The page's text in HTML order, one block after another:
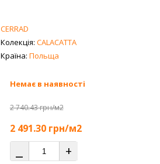
CERRAD
Колекція: CALACATTA
Країна: Польща
Немає в наявності
2 740.43 грн/м2
2 491.30грн/м2
+